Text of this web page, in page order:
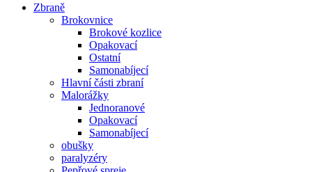
Zbraně
Brokovnice
Brokové kozlice
Opakovací
Ostatní
Samonabíjecí
Hlavní části zbraní
Malorážky
Jednoranové
Opakovací
Samonabíjecí
obušky
paralyzéry